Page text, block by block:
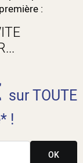
:
sur TOUTE
!
OK